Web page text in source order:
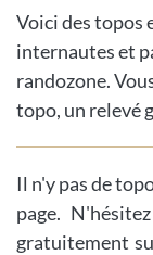
Voici des topos
internautes et
randozone.
topo, un relevé
Il n'y pas de
page.
gratuitement